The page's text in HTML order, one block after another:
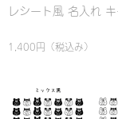
レシート風 名入れ
1,400円 （税込み）